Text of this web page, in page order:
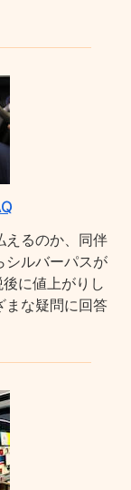
えるのか、同伴
シルバーパスが
に値上がりし
まな疑問に回答